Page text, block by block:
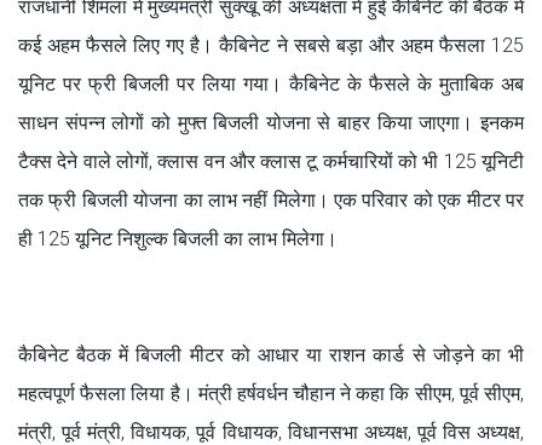
राजधानी शिमला में मुख्यमंत्री सुक्खू की अध्यक्षता में हुई कैबिनेट की बैठक में
कई अहम फैसले लिए गए है। कैबिनेट ने सबसे बड़ा और अहम फैसला 125
यूनिट पर फ्री बिजली पर लिया गया। कैबिनेट के फैसले के मुताबिक अब
साधन संपन्न लोगों को मुफ्त बिजली योजना से बाहर किया जाएगा। इनकम
टैक्स देने वाले लोगों, क्लास वन और क्लास टू कर्मचारियों को भी 125 यूनिटी
तक फ्री बिजली योजना का लाभ नहीं मिलेगा। एक परिवार को एक मीटर पर
ही 125 यूनिट निशुल्क बिजली का लाभ मिलेगा।
कैबिनेट बैठक में बिजली मीटर को आधार या राशन कार्ड से जोड़ने का भी
महत्वपूर्ण फैसला लिया है। मंत्री हर्षवर्धन चौहान ने कहा कि सीएम, पूर्व सीएम,
मंत्री, पूर्व मंत्री, विधायक, पूर्व विधायक, विधानसभा अध्यक्ष, पूर्व विस अध्यक्ष,